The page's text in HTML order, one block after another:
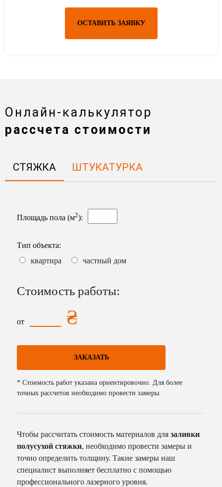
ОСТАВИТЬ ЗАЯВКУ
Онлайн-калькулятор
рассчета стоимости
СТЯЖКА ШТУКАТУРКА
Площадь пола (м2):
Тип объекта:
квартира
частный дом
Стоимость работы:
от ₴
ЗАКАЗАТЬ
* Стоимость работ указана ориентировочно. Для более
точных рассчетов необходимо провести замеры.
Чтобы рассчитать стоимость материалов для заливки
полусухой стяжки, необходимо провести замеры и
точно определить толщину. Такие замеры наш
специалист выполняет бесплатно с помощью
профессионального лазерного уровня.